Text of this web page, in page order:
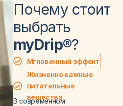
Почему стоит
выбрать
myDrip®?
Мгновенный эффект
Жизненно важные
питательные
вещества
В современном